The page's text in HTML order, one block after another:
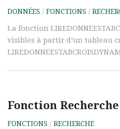
DONNÉES / FONCTIONS /
La fonction
visibles à partir d’un tableau
Fonction
FONCTIONS / RECHERCHE